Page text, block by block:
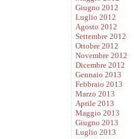
Giugno 2012
Luglio 2012
Agosto 2012
Settembre 2012
Ottobre 2012
Novembre 2012
Dicembre 2012
Gennaio 2013
Febbraio 2013
Marzo 2013
Aprile 2013
Maggio 2013
Giugno 2013
Luglio 2013